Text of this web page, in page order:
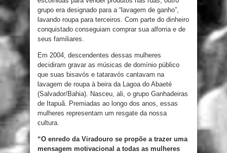
grupo era designado para a “lavagem de ganho”,
lavando roupa para terceiros. Com parte do dinheiro
conquistado conseguiam comprar sua alforria e de
seus familiares.
Em 2004, descendentes dessas mulheres
decidiram gravar as músicas de domínio público
que suas bisavós e tataravós cantavam na
lavagem de roupa à beira da Lagoa do Abaeté
(Salvador/Bahia). Nasceu, ali, o grupo Ganhadeiras
de Itapuã. Premiadas ao longo dos anos, essas
mulheres representam um resgate da nossa
cultura.
“O enredo da Viradouro se propõe a trazer uma
mensagem motivacional a todas as mulheres